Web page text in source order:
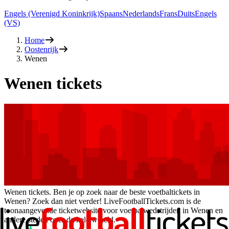
Engels (Verenigd Koninkrijk)SpaansNederlandsFransDuitsEngels
(VS)
Home
Oostenrijk
Wenen
Wenen tickets
Wenen tickets. Ben je op zoek naar de beste voetbaltickets in
Wenen? Zoek dan niet verder! LiveFootballTickets.com is de
toonaangevende ticketwebsite voor voetbalwedstrijden in Wenen en
andere steden over de hele wereld.